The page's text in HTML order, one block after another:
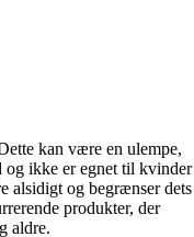
kan være en ulempe,
og ikke er egnet til kvinder
alsidigt og begrænser dets
produkter, der
aldre.